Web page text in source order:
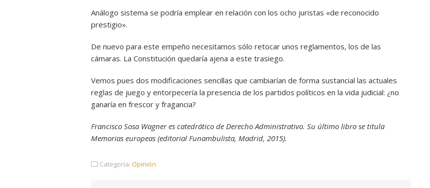
Análogo sistema se podría emplear en relación con los ocho juristas «de reconocido
prestigio».
De nuevo para este empeño necesitamos sólo retocar unos reglamentos, los de las
cámaras. La Constitución quedaría ajena a este trasiego.
Vemos pues dos modificaciones sencillas que cambiarían de forma sustancial las actuales
reglas de juego y entorpecería la presencia de los partidos políticos en la vida judicial: ¿no
ganaría en frescor y fragancia?
Francisco Sosa Wagner es catedrático de Derecho Administrativo. Su último libro se titula
Memorias europeas (editorial Funambulista, Madrid, 2015).
Categoría: Opinión